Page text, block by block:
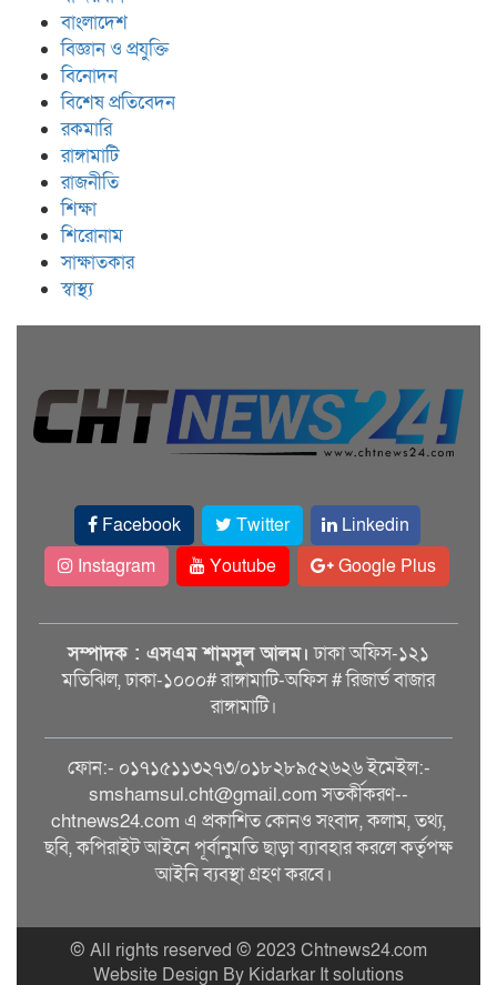
বাংলাদেশ
বিজ্ঞান ও প্রযুক্তি
বিনোদন
বিশেষ প্রতিবেদন
রকমারি
রাঙ্গামাটি
রাজনীতি
শিক্ষা
শিরোনাম
সাক্ষাতকার
স্বাস্থ্য
Facebook Twitter
Linkedin
Instagram
Youtube Google Plus
সম্পাদক : এসএম শামসুল আলম। ঢাকা অফিস-১২১
মতিঝিল, ঢাকা-১০০০# রাঙ্গামাটি-অফিস # রিজার্ভ বাজার
রাঙ্গামাটি।
ফোন:- ০১৭১৫১১৩২৭৩/০১৮২৮৯৫২৬২৬ ইমেইল:-
smshamsul.cht@gmail.com সতর্কীকরণ--
chtnews24.com এ প্রকাশিত কোনও সংবাদ, কলাম, তথ্য,
ছবি, কপিরাইট আইনে পূর্বানুমতি ছাড়া ব্যাবহার করলে কর্তৃপক্ষ
আইনি ব্যবস্থা গ্রহণ করবে।
© All rights reserved © 2023 Chtnews24.com
Website Design By Kidarkar It solutions